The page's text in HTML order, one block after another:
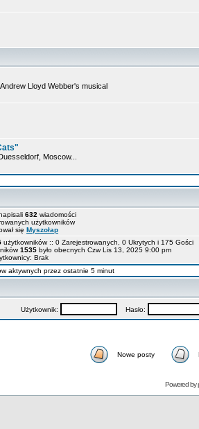
Lloyd Webber's musical
Moscow...
632 wiadomości
użytkowników
się Myszołap
użytkowników :: 0 Zarejestrowanych, 0 Ukrytych i 175
1535 było obecnych Czw Lis 13, 2025 9:00 pm
Brak
aktywnych przez ostatnie 5 minut
Użytkownik: Hasło:
Nowe posty
Powered by